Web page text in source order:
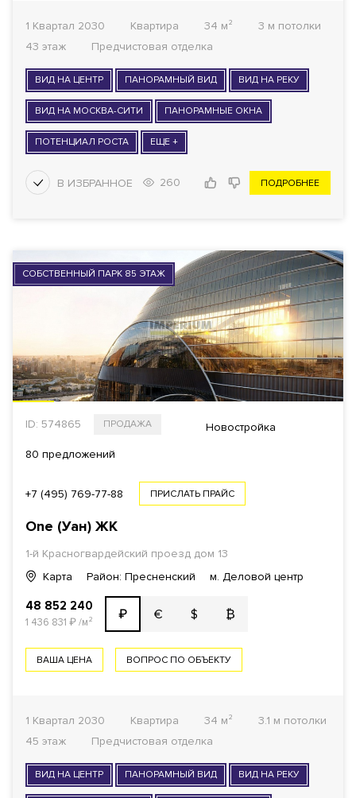
1 Квартал 2030 Квартира 34 м²
3 м потолки
43 этаж
Предчистовая отделка
ВИД НА ЦЕНТР ПАНОРАМНЫЙ ВИД ВИД НА РЕКУ
ВИД НА МОСКВА-СИТИ ПАНОРАМНЫЕ ОКНА
ПОТЕНЦИАЛ РОСТА ЕЩЕ +
260 ПОДРОБНЕЕ
СОБСТВЕННЫЙ ПАРК 85 ЭТАЖ
ID: 574865 ПРОДАЖА Новостройка
80 предложений
+7 (495) 769-77-88 ПРИСЛАТЬ ПРАЙС
One (Уан) ЖК
1-й Красногвардейский проезд дом 13
Карта
Район: Пресненский м. Деловой центр
48 852 240
1 436 831 ₽/м² ₽ € $ ₿
ВАША ЦЕНА ВОПРОС ПО ОБЪЕКТУ
1 Квартал 2030 Квартира 34 м²
3.1 м потолки
45 этаж
Предчистовая отделка
ВИД НА ЦЕНТР ПАНОРАМНЫЙ ВИД ВИД НА РЕКУ